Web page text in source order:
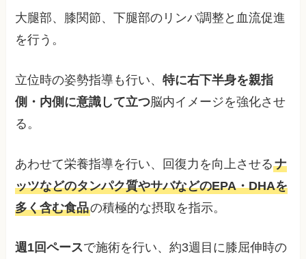
大腿部、膝関節、下腿部のリンパ調整と血流促進
を行う。
立位時の姿勢指導も行い、特に右下半身を親指
側・内側に意識して立つ脳内イメージを強化させ
る。
あわせて栄養指導を行い、回復力を向上させるナ
ッツなどのタンパク質やサバなどのEPA・DHAを
多く含む食品の積極的な摂取を指示。
週1回ペースで施術を行い、約3週目に膝屈伸時の